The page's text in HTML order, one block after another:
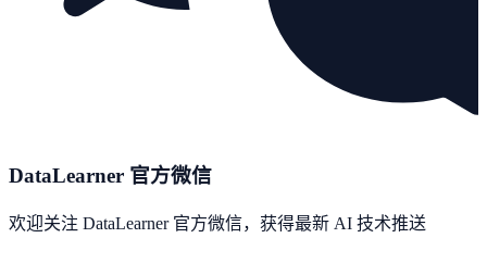
DataLearner 官方微信
欢迎关注 DataLearner 官方微信，获得最新 AI 技术推送